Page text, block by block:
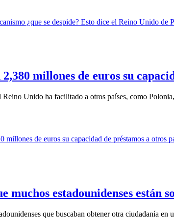
millones de euros su
Unido ha facilitado a otros países, como
muchos estadounidenses están
que buscaban obtener otra ciudadanía en